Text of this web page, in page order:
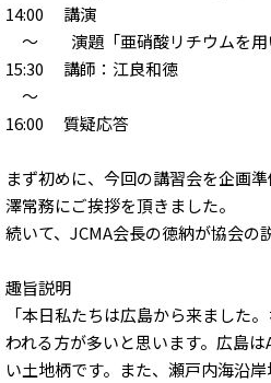
14:00 講演
～ 演題「亜硝酸リチウムを用
15:30 講師：江良和徳
～
16:00 質疑応答
まず初めに、今回の講習会を企画
澤常務にご挨拶を頂きました。
続いて、JCMA会長の徳納が協会の
趣旨説明
「本日私たちは広島から来ました
われる方が多いと思います。広島
い土地柄です。また、瀬戸内海沿